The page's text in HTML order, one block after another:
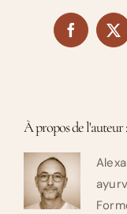
Facebook
X
À propos de l'auteur :